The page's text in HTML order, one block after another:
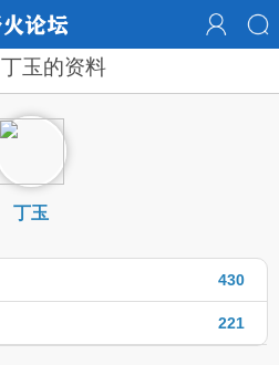
丁玉的资料
丁玉
430
221